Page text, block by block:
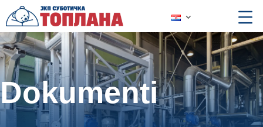
Dokumenti